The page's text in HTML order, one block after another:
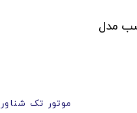
موتور تک شناور